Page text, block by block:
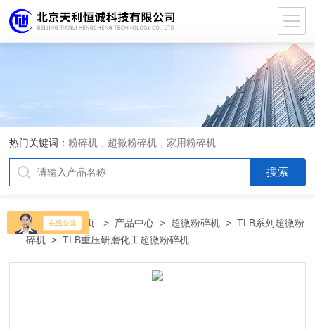
热门关键词：粉碎机，超微粉碎机，家用粉碎机
当前位置：首页 > 产品中心 > 超微粉碎机 >TLB系列超微粉
碎机 > TLB重压研磨化工超微粉碎机